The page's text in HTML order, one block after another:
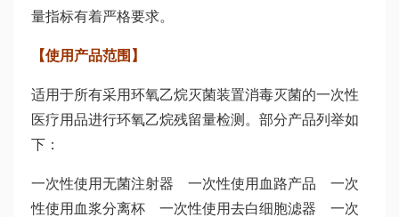
量指标有着严格要求。
【使用产品范围】
适用于所有采用环氧乙烷灭菌装置消毒灭菌的一次性
医疗用品进行环氧乙烷残留量检测。部分产品列举如
下：
一次性使用无菌注射器 一次性使用血路产品 一次
性使用血浆分离杯 一次性使用去白细胞滤器 一次